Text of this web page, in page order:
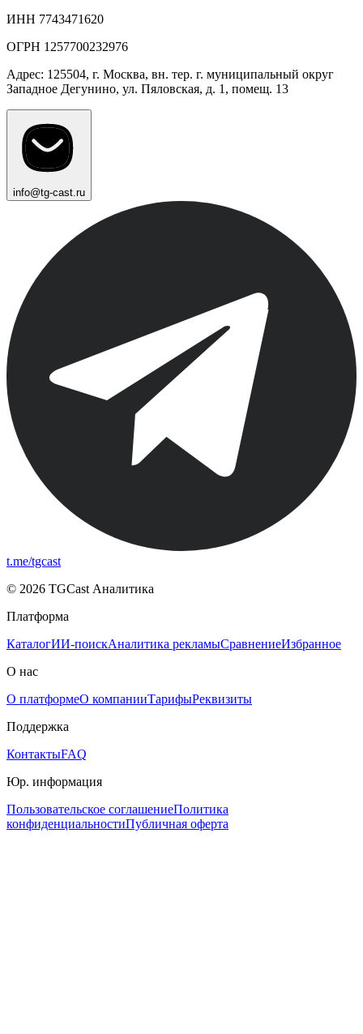
ИНН 7743471620
ОГРН 1257700232976
Адрес: 125504, г. Москва, вн. тер. г. муниципальный округ
Западное Дегунино, ул. Пяловская, д. 1, помещ. 13
info@tg-cast.ru
t.me/tgcast
© 2026 TGCast Аналитика
Платформа
КаталогИИ-поискАналитика рекламыСравнениеИзбранное
О нас
О платформеО компанииТарифыРеквизиты
Поддержка
КонтактыFAQ
Юр. информация
Пользовательское соглашениеПолитика
конфиденциальностиПубличная оферта